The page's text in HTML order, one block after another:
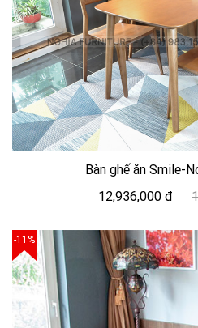
Bàn ghế ăn Smile-
12,936,000 đ
-11%